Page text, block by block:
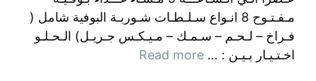
مـفـتـوح 8 انـواع سـلـطـات شـوربـة البوفية شامل (
فـراخ – لـحـم – سـمـك – مـيـكـس جـريـل) الـحـلـو
اخـتـيـار بـيـن : … Read more